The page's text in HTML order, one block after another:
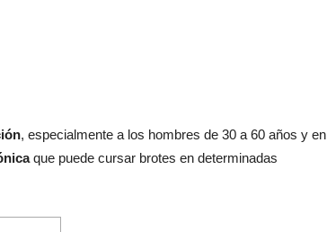
, especialmente a los hombres de 30 a 60 años y en
que puede cursar brotes en determinadas